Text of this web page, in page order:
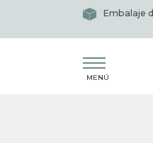
Embalaje
MENÚ